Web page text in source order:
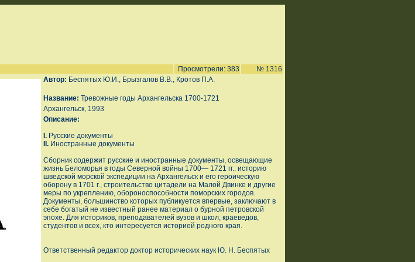
Просмотрели: 383
№ 1316
Автор: Беспятых Ю.И., Брызгалов В.В., Кротов П.А.
Название: Тревожные годы Архангельска 1700-1721
Архангельск, 1993
Описание:
I. Русские документы
II. Иностранные документы
Сборник содержит русские и иностранные документы, освещающие
жизнь Беломорья в годы Северной войны 1700— 1721 гг.: историю
шведской морской экспедиции на Архангельск и его героическую
оборону в 1701 г., строительство цитадели на Малой Двинке и другие
меры по укреплению, обороноспособности поморских городов.
Документы, большинство которых публикуется впервые, заключают в
себе богатый не известный ранее материал о бурной петровской
эпохе. Для историков, преподавателей вузов и школ, краеведов,
студентов и всех, кто интересуется историей родного края.
Ответственный редактор доктор исторических наук Ю. Н. Беспятых